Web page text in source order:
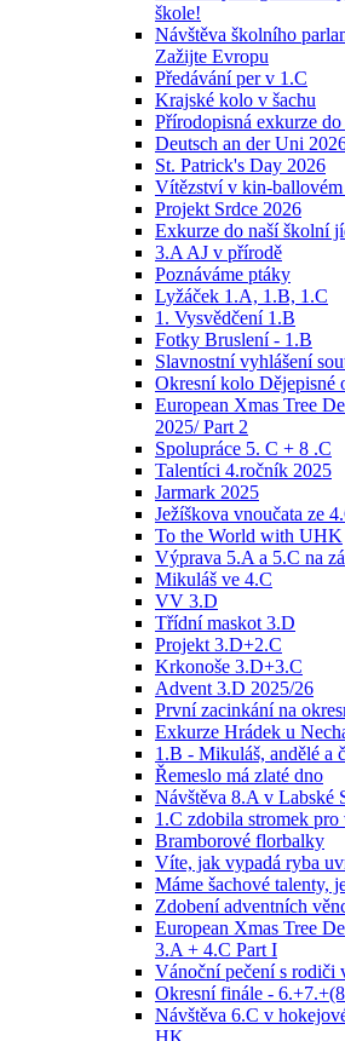
škole!
Návštěva školního
Zažijte Evropu
Předávání per v 1.C
Krajské kolo v šachu
Přírodopisná exkurze
Deutsch an der Uni
St. Patrick's Day 2026
Vítězství v kin-
Projekt Srdce 2026
Exkurze do naší školní
3.A AJ v přírodě
Poznáváme ptáky
Lyžáček 1.A, 1.B, 1.C
1. Vysvědčení 1.B
Fotky Bruslení - 1.B
Slavnostní vyhlášení
Okresní kolo Dějepisné
European Xmas Tree
2025/ Part 2
Spolupráce 5. C + 8 .C
Talentíci 4.ročník 2025
Jarmark 2025
Ježíškova vnoučata ze
To the World with UHK
Výprava 5.A a 5.C na
Mikuláš ve 4.C
VV 3.D
Třídní maskot 3.D
Projekt 3.D+2.C
Krkonoše 3.D+3.C
Advent 3.D 2025/26
První zacinkání na
Exkurze Hrádek u
1.B - Mikuláš, andělé a
Řemeslo má zlaté dno
Návštěva 8.A v Labské
1.C zdobila stromek
Bramborové florbalky
Víte, jak vypadá ryba
Máme šachové talenty,
Zdobení adventních
European Xmas Tree
3.A + 4.C Part I
Vánoční pečení s rodiči
Okresní finále -
Návštěva 6.C v